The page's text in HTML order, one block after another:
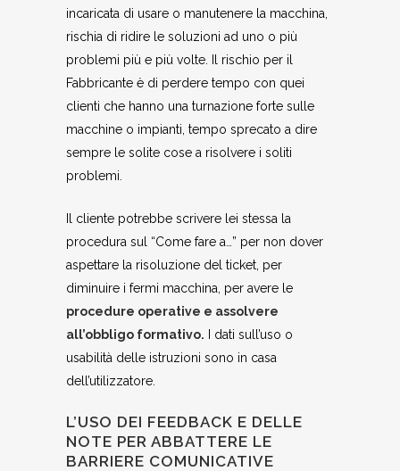
incaricata di usare o manutenere la macchina,
rischia di ridire le soluzioni ad uno o più
problemi più e più volte. Il rischio per il
Fabbricante è di perdere tempo con quei
clienti che hanno una turnazione forte sulle
macchine o impianti, tempo sprecato a dire
sempre le solite cose a risolvere i soliti
problemi.
Il cliente potrebbe scrivere lei stessa la
procedura sul “Come fare a…” per non dover
aspettare la risoluzione del ticket, per
diminuire i fermi macchina, per avere le
procedure operative e assolvere
all’obbligo formativo. I dati sull’uso o
usabilità delle istruzioni sono in casa
dell’utilizzatore.
L’USO DEI FEEDBACK E DELLE
NOTE PER ABBATTERE LE
BARRIERE COMUNICATIVE